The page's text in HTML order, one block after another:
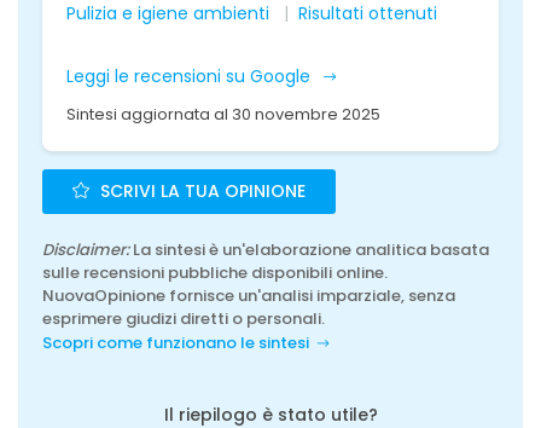
Pulizia e igiene ambienti
Risultati ottenuti
Leggi le recensioni su Google
Sintesi aggiornata al 30 novembre 2025
SCRIVI LA TUA OPINIONE
Disclaimer:La sintesi è un'elaborazione analitica basata
sulle recensioni pubbliche disponibili online.
NuovaOpinione fornisce un'analisi imparziale, senza
esprimere giudizi diretti o personali.
Scopri come funzionano le sintesi
Il riepilogo è stato utile?